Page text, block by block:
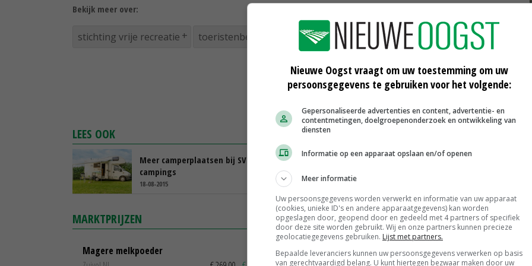
Bekijk meer over:
stichting vrije recreatie toeristenbelasting svr camperen bij de boer
LEES OOK
Meer camperplaatsen bij SVR-
campings
18-08-2015
MARKTPRIJZEN
Magere melkpoeder
Scharreleieren maat 59
Nieuwe Oogst vraagt om uw toestemming om uw
persoonsgegevens te gebruiken voor het volgende:
Gepersonaliseerde advertenties en content, advertentie- en
contentmetingen, doelgroepenonderzoek en ontwikkeling van
diensten
Informatie op een apparaat opslaan en/of openen
Meer informatie
Uw persoonsgegevens worden verwerkt en informatie van uw apparaat
(cookies, unieke ID's en andere apparaatgegevens) kan worden
opgeslagen door, geopend door en gedeeld met 4 partners of specifiek
door deze site worden gebruikt. Wij en onze partners kunnen precieze
geolocatiegegevens gebruiken. Lijst met partners.
Bepaalde leveranciers kunnen uw persoonsgegevens verwerken op basis
van gerechtvaardigd belang. U kunt hiertegen bezwaar maken door uw